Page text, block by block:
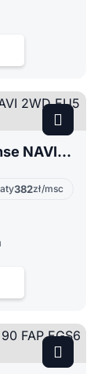
Mitsubishi Outlander II 2.0 Intense NAVI 2WD EU5 CVT
382zł/msc